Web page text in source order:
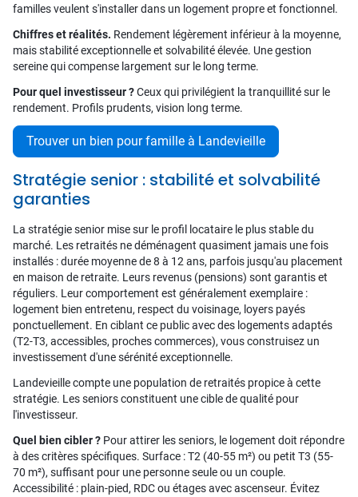
familles veulent s'installer dans un logement propre et fonctionnel.
Chiffres et réalités. Rendement légèrement inférieur à la moyenne,
mais stabilité exceptionnelle et solvabilité élevée. Une gestion
sereine qui compense largement sur le long terme.
Pour quel investisseur ?Ceux qui privilégient la tranquillité sur le
rendement. Profils prudents, vision long terme.
Trouver un bien pour famille à Landevieille
Stratégie senior : stabilité et solvabilité
garanties
La stratégie senior mise sur le profil locataire le plus stable du
marché. Les retraités ne déménagent quasiment jamais une fois
installés : durée moyenne de 8 à 12 ans, parfois jusqu'au placement
en maison de retraite. Leurs revenus (pensions) sont garantis et
réguliers. Leur comportement est généralement exemplaire :
logement bien entretenu, respect du voisinage, loyers payés
ponctuellement. En ciblant ce public avec des logements adaptés
(T2-T3, accessibles, proches commerces), vous construisez un
investissement d'une sérénité exceptionnelle.
Landevieille compte une population de retraités propice à cette
stratégie. Les seniors constituent une cible de qualité pour
l'investisseur.
Quel bien cibler ? Pour attirer les seniors, le logement doit répondre
à des critères spécifiques. Surface : T2 (40-55 m²) ou petit T3 (55-
70 m²), suffisant pour une personne seule ou un couple.
Accessibilité : plain-pied, RDC ou étages avec ascenseur. Évitez